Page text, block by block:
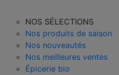
NOS SÉLECTIONS
Nos produits de saison
Nos nouveautés
Nos meilleures ventes
Épicerie bio